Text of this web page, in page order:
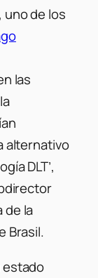
uno de los
las
alternativo
DLT’,
de la
Brasil.
estado